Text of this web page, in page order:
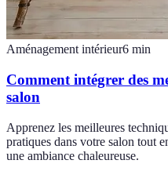
Aménagement intérieur6 min
Comment intégrer des
salon
Apprenez les meilleures
pratiques dans votre salon tout
une ambiance chaleureuse.